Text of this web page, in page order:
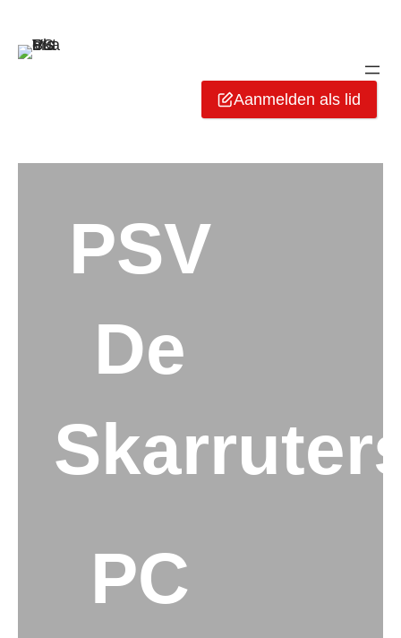
Aanmelden als lid
PSV
De
PC